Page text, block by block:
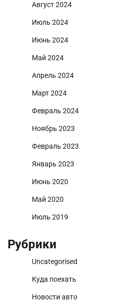
Август 2024
Июль 2024
Июнь 2024
Май 2024
Апрель 2024
Март 2024
Февраль 2024
Ноябрь 2023
Февраль 2023
Январь 2023
Июнь 2020
Май 2020
Июль 2019
Рубрики
Uncategorised
Куда поехать
Новости авто